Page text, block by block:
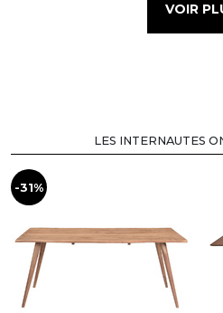
VOIR
LES INTERNAUTES
-31%